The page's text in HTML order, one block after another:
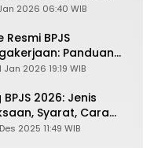
Denda &
2026 06:40 WIB
Resmi BPJS
Panduan
Akses dan Fitur
Jan 2026 19:19 WIB
BPJS 2026: Jenis
Syarat, Cara
Cek Riwayat
2025 11:49 WIB